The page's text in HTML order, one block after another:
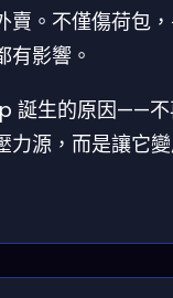
賣。不僅傷荷包
有影響。
誕生的原因——
力源，而是讓它